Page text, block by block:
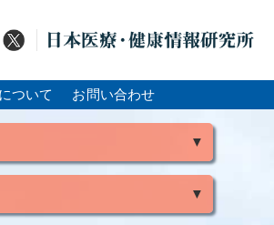
ついて お問い合わせ
▼
▼